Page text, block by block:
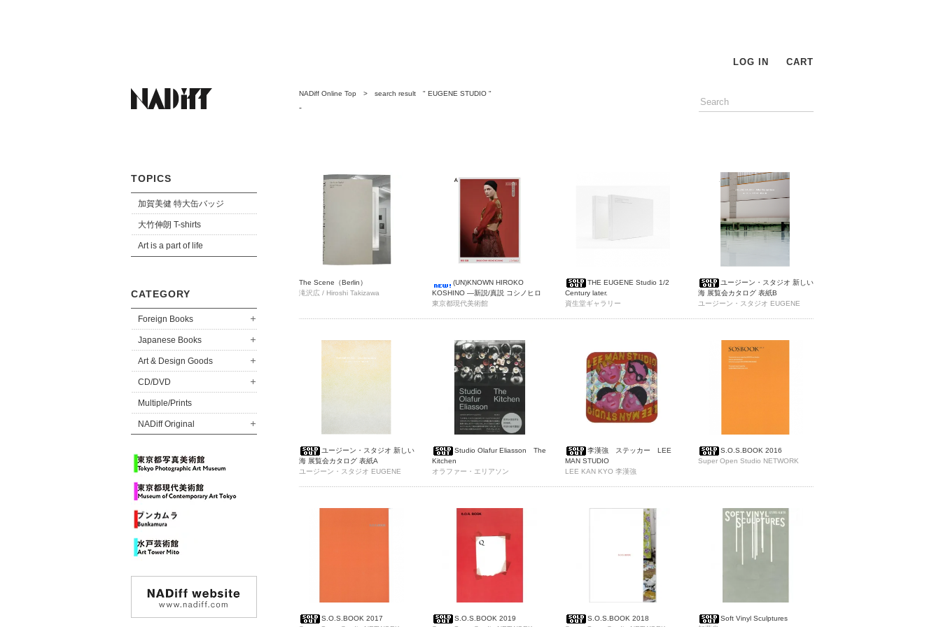
TOPICS
加賀美健 特大缶バッジ
大竹伸朗 T-shirts
Art is a part of life
CATEGORY
Foreign Books
Japanese Books
Art & Design Goods
CD/DVD
Multiple/Prints
NADiff Original
LOG IN CART
NADiff Online Top > search result " EUGENE STUDIO "
-
The Scene（Berlin）
滝沢広 / Hiroshi Takizawa
(UN)KNOWN HIROKO
KOSHINO ―新説/真説 コシノヒロ
コ― 作品集
東京都現代美術館
THE EUGENE Studio 1/2
Century later.
資生堂ギャラリー
ユージーン・スタジオ 新しい
海 展覧会カタログ 表紙B
ユージーン・スタジオ EUGENE
ユージーン・スタジオ 新しい
海 展覧会カタログ 表紙A
ユージーン・スタジオ EUGENE
Studio Olafur Eliasson The
Kitchen
オラファー・エリアソン
李漢強 ステッカー LEE
MAN STUDIO
LEE KAN KYO 李漢強
S.O.S.BOOK 2016
Super Open Studio NETWORK
S.O.S.BOOK 2017
S.O.S.BOOK 2019
S.O.S.BOOK 2018
Soft Vinyl Sculptures